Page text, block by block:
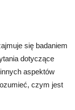
się badaniem
dotyczące
aspektów
czym jest